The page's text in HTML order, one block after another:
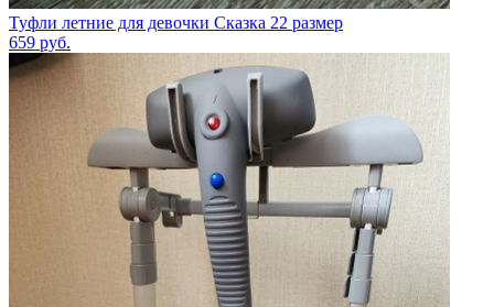
Туфли летние для девочки Сказка 22 размер
659 руб.